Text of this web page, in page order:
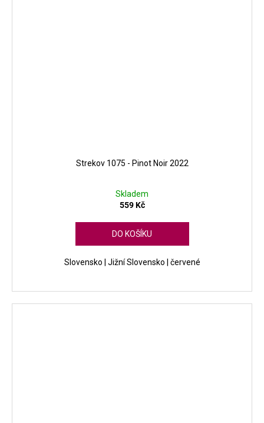
Strekov 1075 - Pinot Noir 2022
Skladem
559 Kč
DO KOŠÍKU
Slovensko | Jižní Slovensko | červené